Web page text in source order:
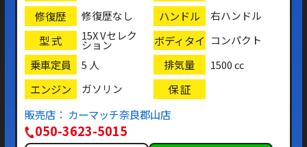
修復歴 修復歴なし ハンドル 右ハンドル
型 式 15X Vセレク
ション
ボディタイ
プ
コンパクト
乗車定員 5 人 排気量 1500 cc
エンジン ガソリン
保 証
販売店： カーマッチ奈良郡山店
050-3623-5015